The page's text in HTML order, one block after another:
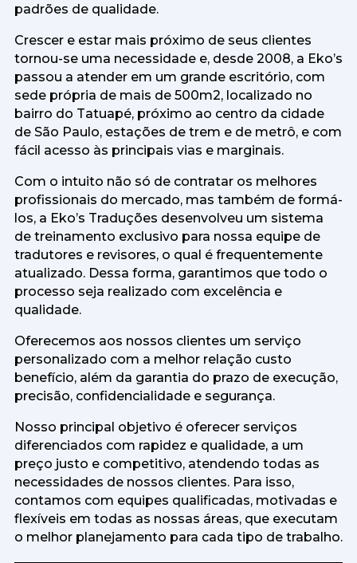
padrões de qualidade.
Crescer e estar mais próximo de seus clientes
tornou-se uma necessidade e, desde 2008, a Eko’s
passou a atender em um grande escritório, com
sede própria de mais de 500m2, localizado no
bairro do Tatuapé, próximo ao centro da cidade
de São Paulo, estações de trem e de metrô, e com
fácil acesso às principais vias e marginais.
Com o intuito não só de contratar os melhores
profissionais do mercado, mas também de formá-
los, a Eko’s Traduções desenvolveu um sistema
de treinamento exclusivo para nossa equipe de
tradutores e revisores, o qual é frequentemente
atualizado. Dessa forma, garantimos que todo o
processo seja realizado com excelência e
qualidade.
Oferecemos aos nossos clientes um serviço
personalizado com a melhor relação custo
benefício, além da garantia do prazo de execução,
precisão, confidencialidade e segurança.
Nosso principal objetivo é oferecer serviços
diferenciados com rapidez e qualidade, a um
preço justo e competitivo, atendendo todas as
necessidades de nossos clientes. Para isso,
contamos com equipes qualificadas, motivadas e
flexíveis em todas as nossas áreas, que executam
o melhor planejamento para cada tipo de trabalho.